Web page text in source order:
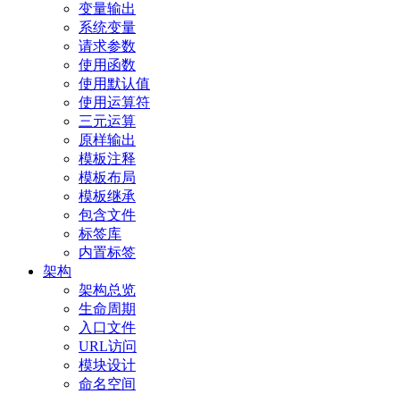
变量输出
系统变量
请求参数
使用函数
使用默认值
使用运算符
三元运算
原样输出
模板注释
模板布局
模板继承
包含文件
标签库
内置标签
架构
架构总览
生命周期
入口文件
URL访问
模块设计
命名空间